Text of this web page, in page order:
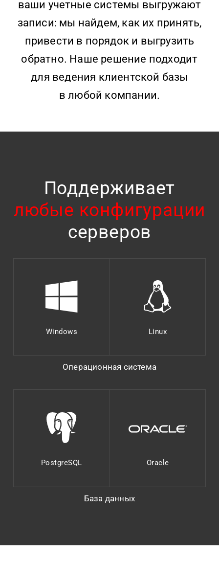
ваши учетные системы выгружают
записи: мы найдем, как их принять,
привести в порядок и выгрузить
обратно. Наше решение подходит
для ведения клиентской базы
в любой компании.
Поддерживает
любые конфигурации
серверов
Windows Linux
Операционная система
PostgreSQL Oracle
База данных